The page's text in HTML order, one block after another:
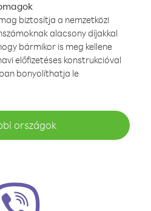
biztosítja a nemzetközi
alacsony díjakkal
bármikor is meg kellene
előfizetéses konstrukcióval
bonyolíthatja le
országok